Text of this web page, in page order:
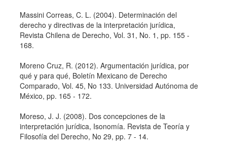
Massini Correas, C. L. (2004). Determinación del
derecho y directivas de la interpretación jurí­dica,
Revista Chilena de Derecho, Vol. 31, No. 1, pp. 155 -
168.
Moreno Cruz, R. (2012). Argumentación jurí­dica, por
qué y para qué, Boletí­n Mexicano de Derecho
Comparado, Vol. 45, No 133. Universidad Autónoma de
México, pp. 165 - 172.
Moreso, J. J. (2008). Dos concepciones de la
interpretación jurí­dica, Isonomí­a. Revista de Teorí­a y
Filosofí­a del Derecho, No 29, pp. 7 - 14.